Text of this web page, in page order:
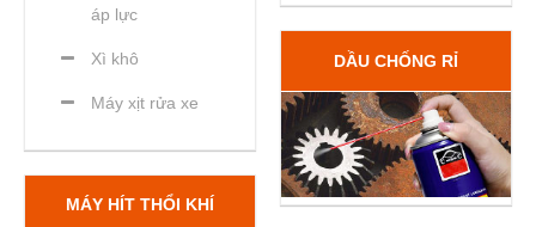
áp lực
Xì khô
Máy xịt rửa xe
MÁY HÍT THỔI KHÍ
DẦU CHỐNG RỈ